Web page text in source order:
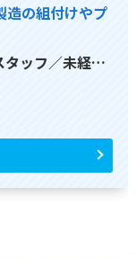
造の組付けやプ
タッフ／未経…